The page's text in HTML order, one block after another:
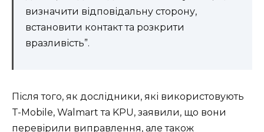
визначити відповідальну сторону,
встановити контакт та розкрити
вразливість”.
Після того, як дослідники, які використовують
T-Mobile, Walmart та KPU, заявили, що вони
перевірили виправлення, але також